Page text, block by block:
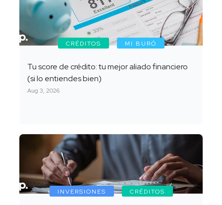
CRÉDITOS MI BURÓ
Tu score de crédito: tu mejor aliado financiero
(si lo entiendes bien)
Aug 3, 2026
INVERSIONES CRÉDITOS